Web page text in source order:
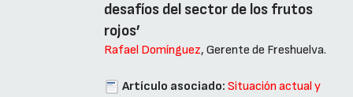
desafíos del sector de los frutos
rojos’
Rafael Domínguez, Gerente de Freshuelva.
Artículo asociado: Situación actual y